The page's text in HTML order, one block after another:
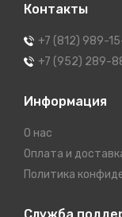
Контакты
+7 (812) 989-
+7 (952) 289-
Информация
О нас
Оплата и
Политика
Служба